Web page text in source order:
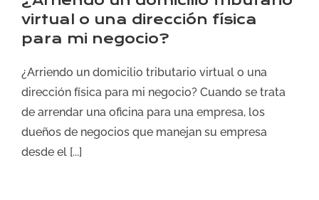
virtual o una dirección física
para mi negocio?
¿Arriendo un domicilio tributario virtual o una
dirección física para mi negocio? Cuando se trata
de arrendar una oficina para una empresa, los
dueños de negocios que manejan su empresa
desde el [...]